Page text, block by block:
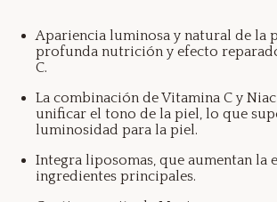
Apariencia luminosa y natural de la
profunda nutrición y efecto
C.
La combinación de Vitamina C y
unificar el tono de la piel, lo que
luminosidad para la piel.
Integra liposomas, que aumentan la
ingredientes principales.